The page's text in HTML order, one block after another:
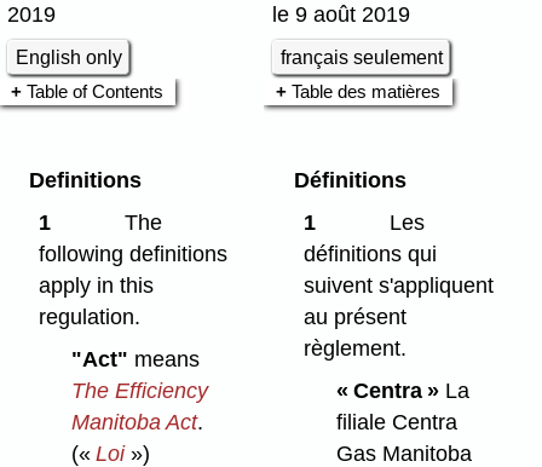
2019
English only
le 9 août 2019
français seulement
Table of Contents
Table des matières
Definitions
1
The
following definitions
apply in this
regulation.
"Act" means
The Efficiency
Manitoba Act.
(« Loi»)
Définitions
1
Les
définitions qui
suivent s'appliquent
au présent
règlement.
« Centra »La
filiale Centra
Gas Manitoba